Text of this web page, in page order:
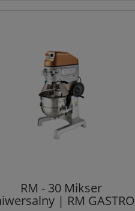
RM - 30 Mikser
| RM GASTRO